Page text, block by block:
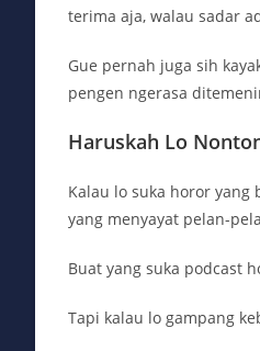
terima aja, walau sadar
Gue pernah juga sih
pengen ngerasa
Haruskah Lo
Kalau lo suka horor
yang menyayat pelan-
Buat yang suka podcast
Tapi kalau lo gampang